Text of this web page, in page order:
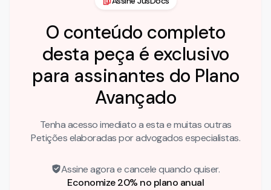
O conteúdo completo
desta peça é exclusivo
para assinantes do Plano
Avançado
Tenha acesso imediato a esta e muitas outras
Petições elaboradas por advogados especialistas.
Assine agora e cancele quando quiser.
Economize 20% no plano anual